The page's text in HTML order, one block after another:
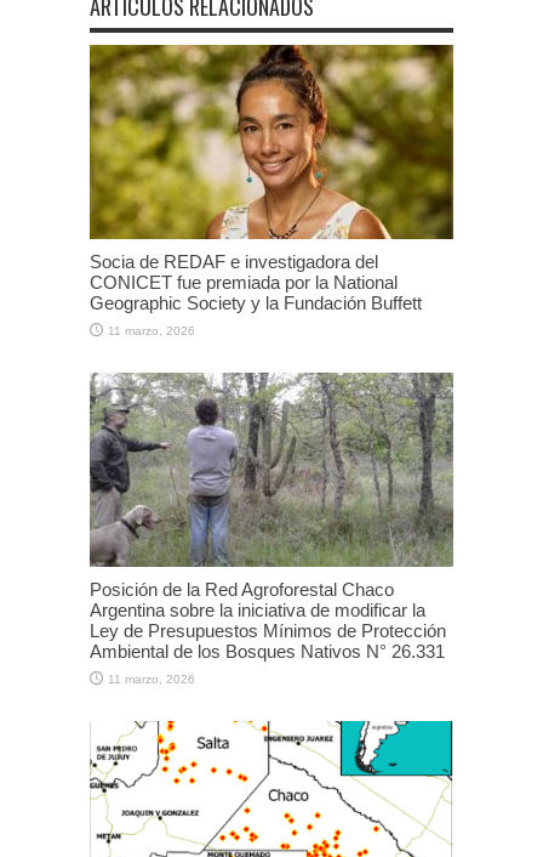
Socia de REDAF e investigadora del
CONICET fue premiada por la National
Geographic Society y la Fundación Buffett
11 marzo, 2026
Posición de la Red Agroforestal Chaco
Argentina sobre la iniciativa de modificar la
Ley de Presupuestos Mínimos de Protección
Ambiental de los Bosques Nativos N° 26.331
11 marzo, 2026